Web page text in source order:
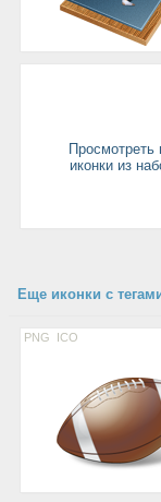
Просмотреть
иконки из
Еще иконки с
PNG ICO